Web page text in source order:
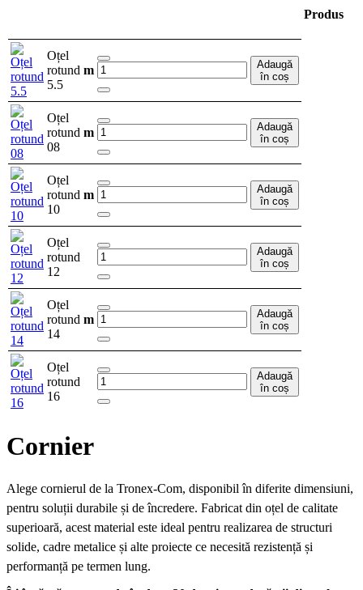
Produs
Oțel
rotund
5.5
m
Adaugă
în coș
Oțel
rotund
08
m
Adaugă
în coș
Oțel
rotund
10
m
Adaugă
în coș
Oțel
rotund
12
Adaugă
în coș
Oțel
rotund
14
m
Adaugă
în coș
Oțel
rotund
16
Adaugă
în coș
Cornier
Alege cornierul de la Tronex-Com, disponibil în diferite dimensiuni,
pentru soluții durabile și de încredere. Fabricat din oțel de calitate
superioară, acest material este ideal pentru realizarea de structuri
solide, cadre metalice și alte proiecte ce necesită rezistență și
performanță pe termen lung.